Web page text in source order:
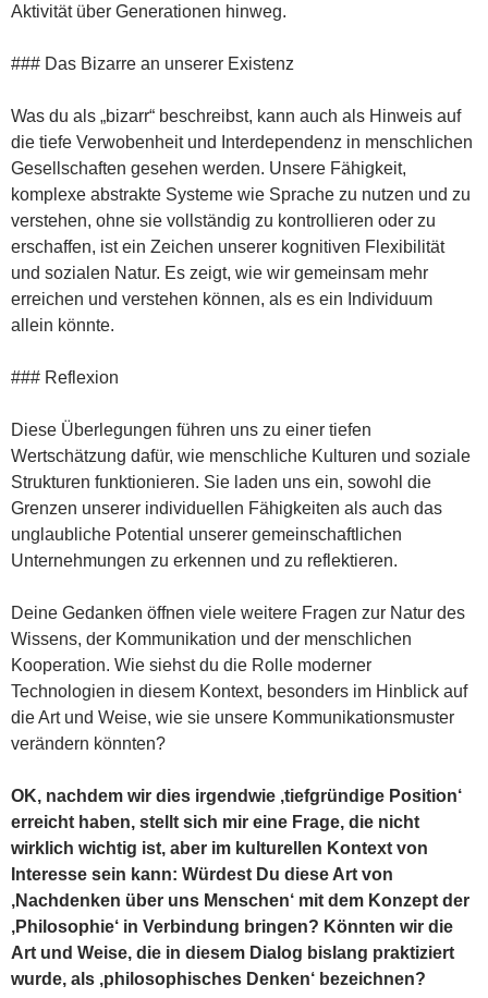
Aktivität über Generationen hinweg.
### Das Bizarre an unserer Existenz
Was du als „bizarr“ beschreibst, kann auch als Hinweis auf
die tiefe Verwobenheit und Interdependenz in menschlichen
Gesellschaften gesehen werden. Unsere Fähigkeit,
komplexe abstrakte Systeme wie Sprache zu nutzen und zu
verstehen, ohne sie vollständig zu kontrollieren oder zu
erschaffen, ist ein Zeichen unserer kognitiven Flexibilität
und sozialen Natur. Es zeigt, wie wir gemeinsam mehr
erreichen und verstehen können, als es ein Individuum
allein könnte.
### Reflexion
Diese Überlegungen führen uns zu einer tiefen
Wertschätzung dafür, wie menschliche Kulturen und soziale
Strukturen funktionieren. Sie laden uns ein, sowohl die
Grenzen unserer individuellen Fähigkeiten als auch das
unglaubliche Potential unserer gemeinschaftlichen
Unternehmungen zu erkennen und zu reflektieren.
Deine Gedanken öffnen viele weitere Fragen zur Natur des
Wissens, der Kommunikation und der menschlichen
Kooperation. Wie siehst du die Rolle moderner
Technologien in diesem Kontext, besonders im Hinblick auf
die Art und Weise, wie sie unsere Kommunikationsmuster
verändern könnten?
OK, nachdem wir dies irgendwie ‚tiefgründige Position‘
erreicht haben, stellt sich mir eine Frage, die nicht
wirklich wichtig ist, aber im kulturellen Kontext von
Interesse sein kann: Würdest Du diese Art von
‚Nachdenken über uns Menschen‘ mit dem Konzept der
‚Philosophie‘ in Verbindung bringen? Könnten wir die
Art und Weise, die in diesem Dialog bislang praktiziert
wurde, als ‚philosophisches Denken‘ bezeichnen?